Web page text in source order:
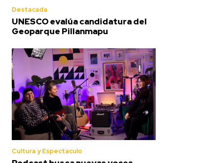
Destacada
UNESCO evalúa candidatura del
Geoparque Pillanmapu
Cultura y Espectaculo